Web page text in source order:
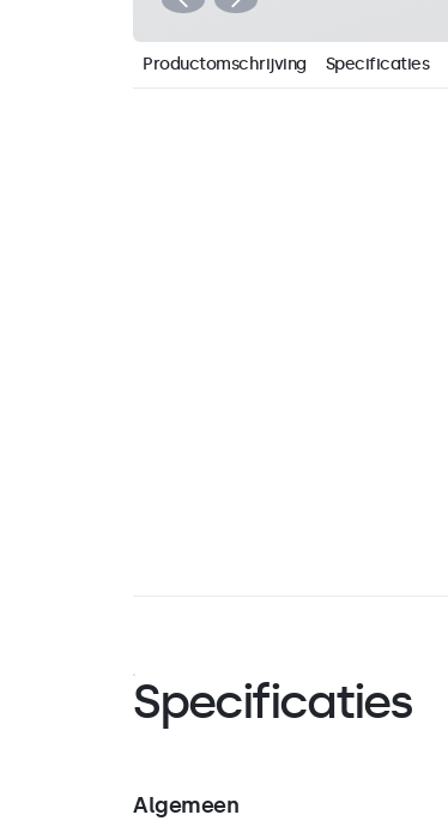
Productomschrijving Specificaties
Specificaties
Algemeen